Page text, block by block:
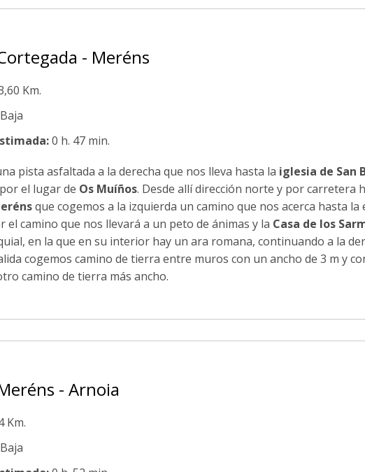
- Meréns
Km.
0 h. 47 min.
pista asfaltada a la derecha que nos lleva hasta la iglesia de San
el lugar de Os Muíños. Desde allí dirección norte y por carretera
que cogemos a la izquierda un camino que nos acerca hasta la
el camino que nos llevará a un peto de ánimas y la Casa de los
en la que en su interior hay un ara romana, continuando a la
cogemos camino de tierra entre muros con un ancho de 3 m y
camino de tierra más ancho.
- Arnoia
Km.